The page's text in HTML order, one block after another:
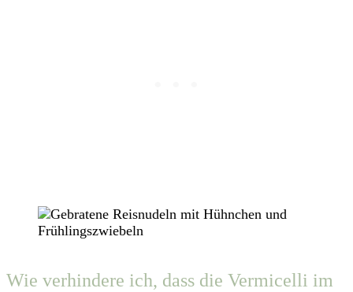
Wie verhindere ich, dass die Vermicelli im